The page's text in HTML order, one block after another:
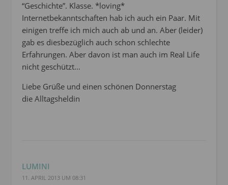
“Geschichte”. Klasse. *loving*
Internetbekanntschaften hab ich auch ein Paar. Mit
einigen treffe ich mich auch ab und an. Aber (leider)
gab es diesbezüglich auch schon schlechte
Erfahrungen. Aber davon ist man auch im Real Life
nicht geschützt…
Liebe Grüße und einen schönen Donnerstag
die Alltagsheldin
LUMINI
11. APRIL 2013 UM 08:31